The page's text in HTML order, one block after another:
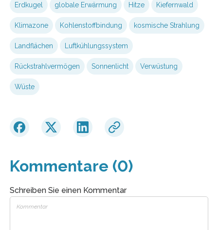
Erdkugel globale Erwärmung Hitze Kiefernwald
Klimazone Kohlenstoffbindung kosmische Strahlung
Landflächen Luftkühlungssystem
Rückstrahlvermögen Sonnenlicht Verwüstung
Wüste
Kommentare (0)
Schreiben Sie einen Kommentar